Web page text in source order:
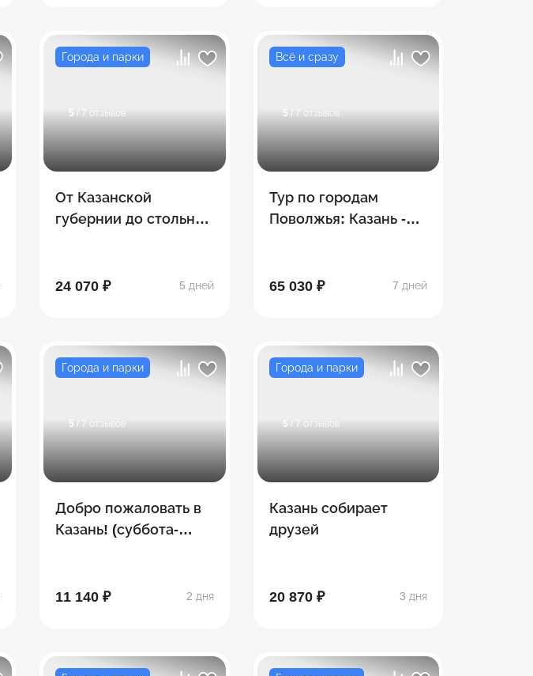
Города и парки
5 / 7 отзывов
От Казанской
губернии до стольных
24 070 ₽
5 дней
Всё и сразу
5 / 7 отзывов
Тур по городам
Поволжья: Казань -
Городец - Нижний
65 030 ₽ 7 дней
Города и парки
5 / 7 отзывов
Добро пожаловать в
Казань! (суббота-
11 140 ₽ 2 дня
Города и парки
5 / 7 отзывов
Казань собирает
друзей
20 870 ₽ 3 дня